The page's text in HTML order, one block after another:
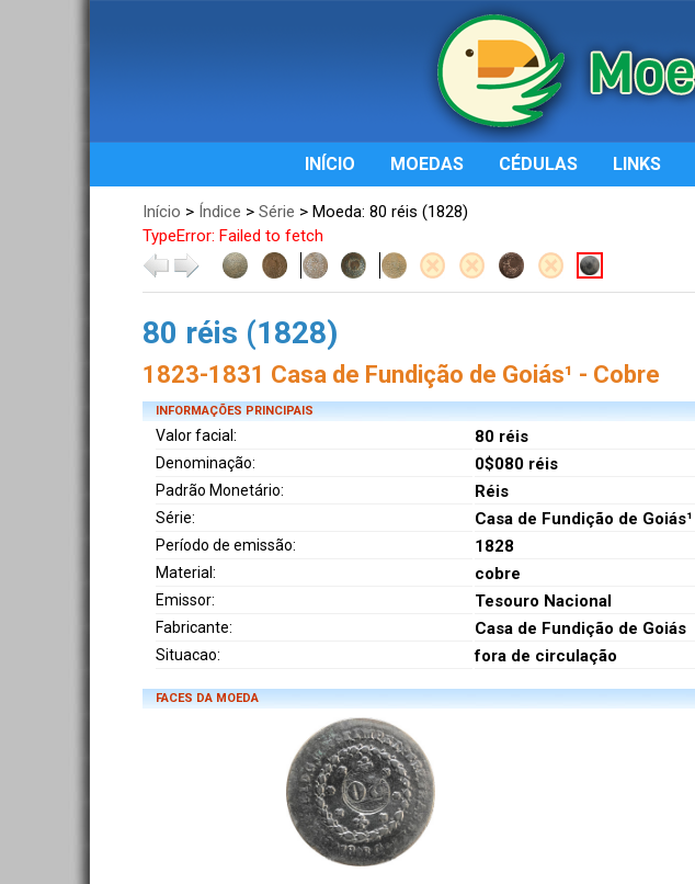
INÍCIO MOEDAS CÉDULAS LINKS
Início > Índice > Série > Moeda: 80 réis (1828)
TypeError: Failed to fetch
80 réis (1828)
1823-1831 Casa de Fundição de Goiás¹ - Cobre
INFORMAÇÕES PRINCIPAIS
Valor facial: 80 réis
Denominação: 0$080 réis
Padrão Monetário: Réis
Série: Casa de Fundição de
Período de emissão: 1828
Material: cobre
Emissor: Tesouro Nacional
Fabricante: Casa de Fundição de Goiás
Situacao: fora de circulação
FACES DA MOEDA